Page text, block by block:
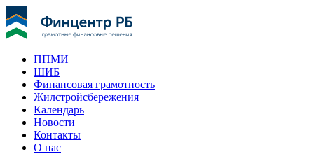
ППМИ
ШИБ
Финансовая грамотность
Жилстройсбережения
Календарь
Новости
Контакты
О нас